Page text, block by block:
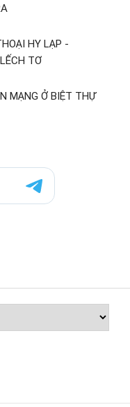
HY LẠP -
TƠ
MẠNG Ở BIỆT THỰ